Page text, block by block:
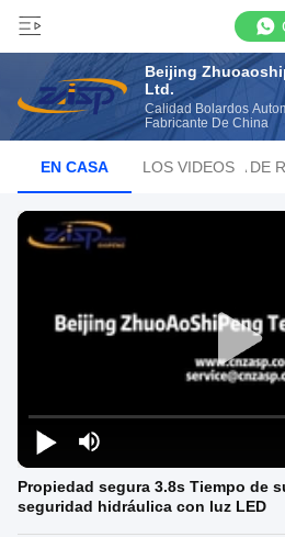
Beijing
Ltd.
Calidad Bolardos
Fabricante De China
EN CASA LOS VIDEOSLISTA DE
Propiedad segura 3.8s Tiempo de
seguridad hidráulica con luz LED